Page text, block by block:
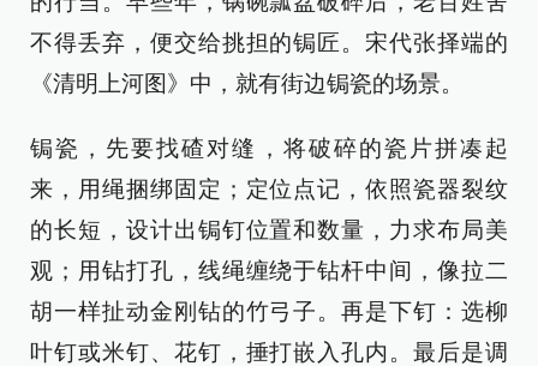
不得丢弃，便交给挑担的锔匠。宋代张择端的
《清明上河图》中，就有街边锔瓷的场景。
锔瓷，先要找碴对缝，将破碎的瓷片拼凑起
来，用绳捆绑固定；定位点记，依照瓷器裂纹
的长短，设计出锔钉位置和数量，力求布局美
观；用钻打孔，线绳缠绕于钻杆中间，像拉二
胡一样扯动金刚钻的竹弓子。再是下钉：选柳
叶钉或米钉、花钉，捶打嵌入孔内。最后是调